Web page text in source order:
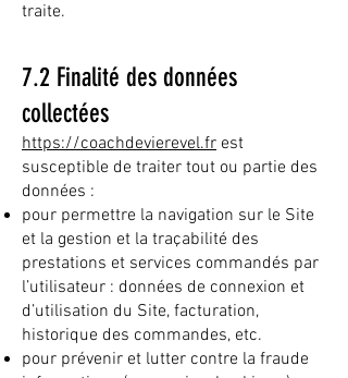
traite.
7.2 Finalité des données
collectées
https://coachdevierevel.fr est
susceptible de traiter tout ou partie des
données :
pour permettre la navigation sur le Site
et la gestion et la traçabilité des
prestations et services commandés par
l’utilisateur : données de connexion et
d’utilisation du Site, facturation,
historique des commandes, etc.
pour prévenir et lutter contre la fraude